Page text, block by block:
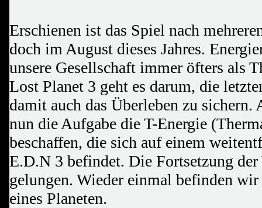
Erschienen ist das Spiel nach
doch im August dieses Jahres.
unsere Gesellschaft immer öfters als
Lost Planet 3 geht es darum, die
damit auch das Überleben zu
nun die Aufgabe die T-Energie
beschaffen, die sich auf einem
E.D.N 3 befindet. Die Fortsetzung der
gelungen. Wieder einmal befinden
eines Planeten.